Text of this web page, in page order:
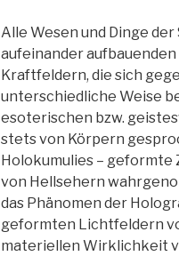
Alle Wesen und Dinge
aufeinander
Kraftfeldern, die sich
unterschiedliche Weise
esoterischen bzw.
stets von Körpern
Holokumulies – geformte
von Hellsehern
das Phänomen der
geformten Lichtfeldern
materiellen Wirklichkeit